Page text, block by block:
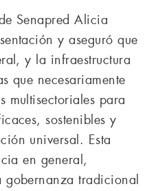
Senapred Alicia
y aseguró que
y la infraestructura
que necesariamente
multisectoriales para
sostenibles y
universal. Esta
en general,
gobernanza tradicional